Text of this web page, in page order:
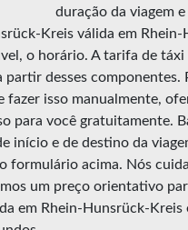
duração da viagem
Kreis válida em
o horário. A tarifa de táxi
partir desses componentes.
fazer isso manualmente,
para você gratuitamente.
início e de destino da
formulário acima. Nós
um preço orientativo
em Rhein-Hunsrück-Kreis